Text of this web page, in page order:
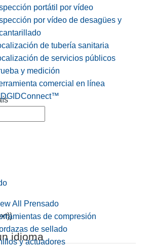
idioma
portátil por vídeo
por vídeo de desagües y
de tubería sanitaria
de servicios públicos
y medición
comercial en línea
All Prensado
de compresión
de sellado
y actuadores